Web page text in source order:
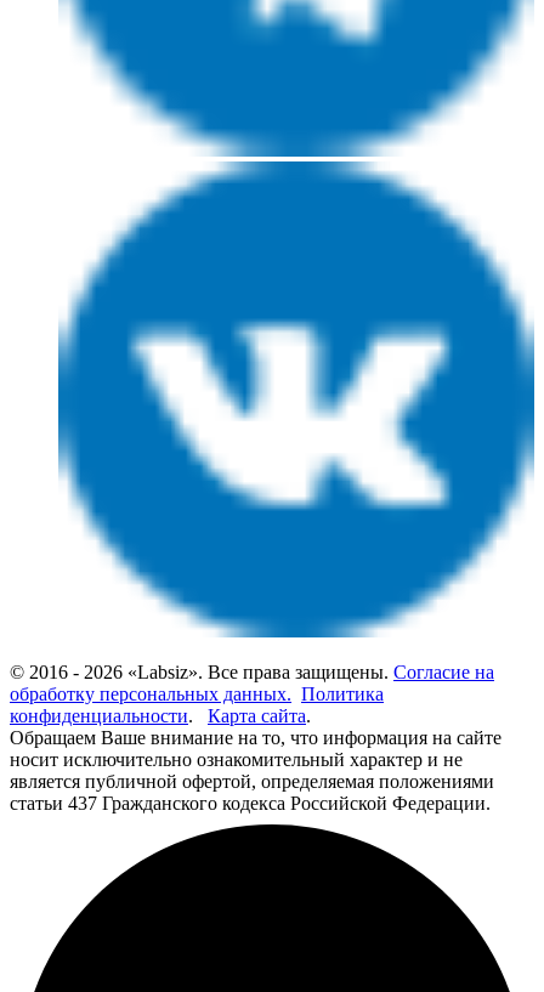
© 2016 - 2026 «Labsiz». Все права защищены. Согласие на
обработку персональных данных. Политика
конфиденциальности. Карта сайта.
Обращаем Ваше внимание на то, что информация на сайте
носит исключительно ознакомительный характер и не
является публичной офертой, определяемая положениями
статьи 437 Гражданского кодекса Российской Федерации.